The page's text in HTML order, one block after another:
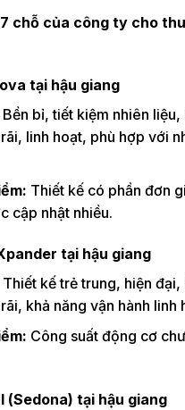
chỗ của công ty cho
tại hậu giang
Bền bỉ, tiết kiệm nhiên
linh hoạt, phù hợp với
Thiết kế có phần đơn
cập nhật nhiều.
tại hậu giang
Thiết kế trẻ trung, hiện
khả năng vận hành linh
Công suất động cơ
(Sedona) tại hậu giang